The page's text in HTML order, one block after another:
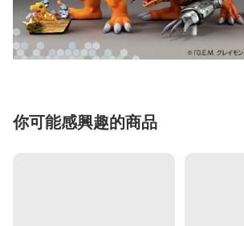
你可能感興趣的商品